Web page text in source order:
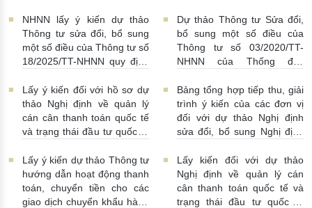
NHNN lấy ý kiến dự thảo
Thông tư sửa đổi, bổ sung
một số điều của Thông tư số
18/2025/TT-NHNN quy định
sẻ thông tin của Hệ thống
thông tin phục vụ công tác
giám sát hoạt động QTDND
và tổ chức TCVM
Dự thảo Thông tư Sửa đổi,
bổ sung một số điều của
Thông tư số 03/2020/TT-
NHNN của Thống đốc
tiền của NHNN 03/08/2026 |
11:16:00
Lấy ý kiến đối với hồ sơ dự
thảo Nghị định về quản lý
cán cân thanh toán quốc tế
và trạng thái đầu tư quốc tế
10:00:00
Bảng tổng hợp tiếp thu, giải
trình ý kiến của các đơn vị
đối với dự thảo Nghị định
sửa đổi, bổ sung Nghị định
30/07/2026 | 09:09:00
Lấy ý kiến dự thảo Thông tư
hướng dẫn hoạt động thanh
toán, chuyển tiền cho các
giao dịch chuyển khẩu hàng
Lấy kiến đối với dự thảo
Nghị định về quản lý cán
cân thanh toán quốc tế và
trạng thái đầu tư quốc tế